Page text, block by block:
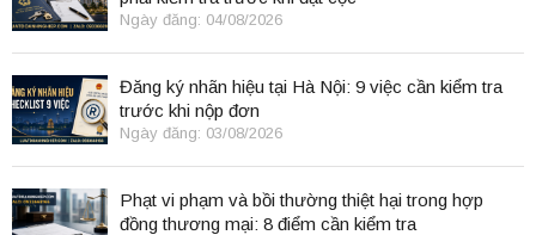
Ngày đăng: 04/08/2026
Đăng ký nhãn hiệu tại Hà Nội: 9 việc cần kiểm tra
trước khi nộp đơn
Ngày đăng: 03/08/2026
Phạt vi phạm và bồi thường thiệt hại trong hợp
đồng thương mại: 8 điểm cần kiểm tra